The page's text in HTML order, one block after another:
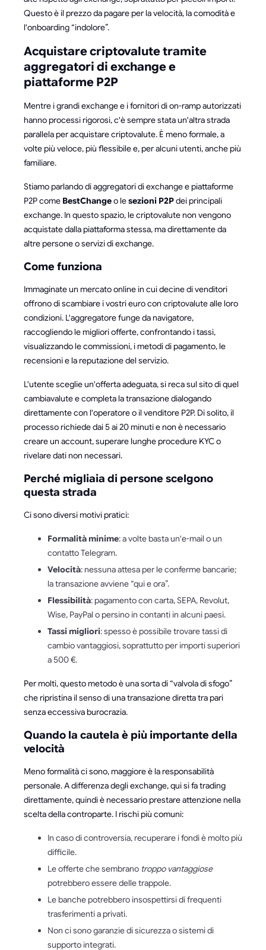
Questo è il prezzo da pagare per la velocità, la comodità e
l'onboarding “indolore”.
Acquistare criptovalute tramite
aggregatori di exchange e
piattaforme P2P
Mentre i grandi exchange e i fornitori di on-ramp autorizzati
hanno processi rigorosi, c'è sempre stata un'altra strada
parallela per acquistare criptovalute. È meno formale, a
volte più veloce, più flessibile e, per alcuni utenti, anche più
familiare.
Stiamo parlando di aggregatori di exchange e piattaforme
P2P come BestChangeo lesezioni P2Pdei principali
exchange. In questo spazio, le criptovalute non vengono
acquistate dalla piattaforma stessa, ma direttamente da
altre persone o servizi di exchange.
Come funziona
Immaginate un mercato online in cui decine di venditori
offrono di scambiare i vostri euro con criptovalute alle loro
condizioni. L'aggregatore funge da navigatore,
raccogliendo le migliori offerte, confrontando i tassi,
visualizzando le commissioni, i metodi di pagamento, le
recensioni e la reputazione del servizio.
L'utente sceglie un'offerta adeguata, si reca sul sito di quel
cambiavalute e completa la transazione dialogando
direttamente con l'operatore o il venditore P2P. Di solito, il
processo richiede dai 5 ai 20 minuti e non è necessario
creare un account, superare lunghe procedure KYC o
rivelare dati non necessari.
Perché migliaia di persone scelgono
questa strada
Ci sono diversi motivi pratici:
Formalità minime: a volte basta un'e-mail o un
contatto Telegram.
Velocità: nessuna attesa per le conferme bancarie;
la transazione avviene “qui e ora”.
Flessibilità: pagamento con carta, SEPA, Revolut,
Wise, PayPal o persino in contanti in alcuni paesi.
Tassi migliori: spesso è possibile trovare tassi di
cambio vantaggiosi, soprattutto per importi superiori
a 500 €.
Per molti, questo metodo è una sorta di “valvola di sfogo”
che ripristina il senso di una transazione diretta tra pari
senza eccessiva burocrazia.
Quando la cautela è più importante della
velocità
Meno formalità ci sono, maggiore è la responsabilità
personale. A differenza degli exchange, qui si fa trading
direttamente, quindi è necessario prestare attenzione nella
scelta della controparte. I rischi più comuni:
In caso di controversia, recuperare i fondi è molto più
difficile.
Le offerte che sembrano troppo vantaggiose
potrebbero essere delle trappole.
Le banche potrebbero insospettirsi di frequenti
trasferimenti a privati.
Non ci sono garanzie di sicurezza o sistemi di
supporto integrati.